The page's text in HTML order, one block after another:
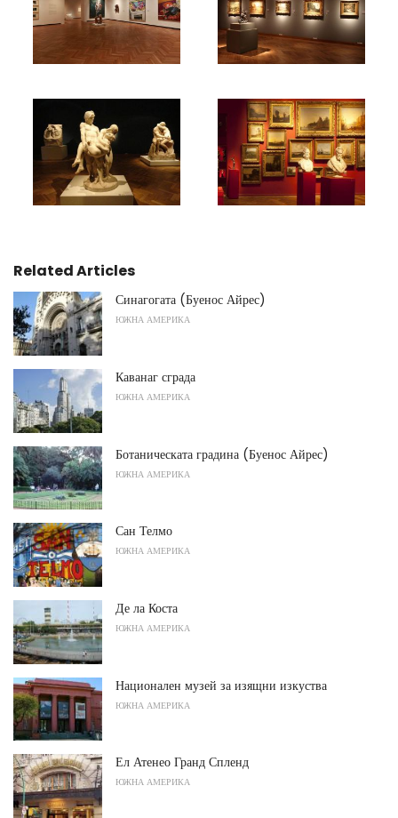
Related Articles
Синагогата (Буенос Айрес)
ЮЖНА АМЕРИКА
Каванаг сграда
ЮЖНА АМЕРИКА
Ботаническата градина (Буенос Айрес)
ЮЖНА АМЕРИКА
Сан Телмо
ЮЖНА АМЕРИКА
Де ла Коста
ЮЖНА АМЕРИКА
Национален музей за изящни изкуства
ЮЖНА АМЕРИКА
Ел Атенео Гранд Спленд
ЮЖНА АМЕРИКА